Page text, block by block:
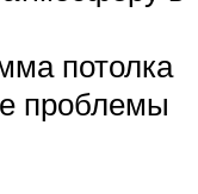
потолка
проблемы